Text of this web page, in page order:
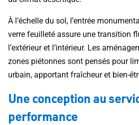
À l’échelle du sol, l’entrée
verre feuilleté assure une transition
l’extérieur et l’intérieur. Les
zones piétonnes sont pensés pour
urbain, apportant fraîcheur et bien-
Une conception au
performance